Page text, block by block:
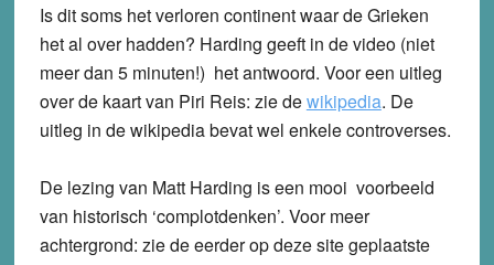
Is dit soms het verloren continent waar de Grieken
het al over hadden? Harding geeft in de video (niet
meer dan 5 minuten!) het antwoord. Voor een uitleg
over de kaart van Piri Reis: zie dewikipedia. De
uitleg in de wikipedia bevat wel enkele controverses.
De lezing van Matt Harding is een mooi voorbeeld
van historisch ‘complotdenken’. Voor meer
achtergrond: zie de eerder op deze site geplaatste